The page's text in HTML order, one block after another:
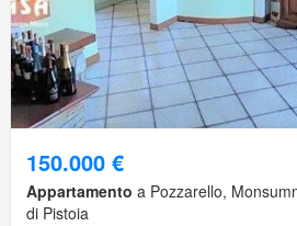
150.000 €
Appartamento a Pozzarello,
di Pistoia